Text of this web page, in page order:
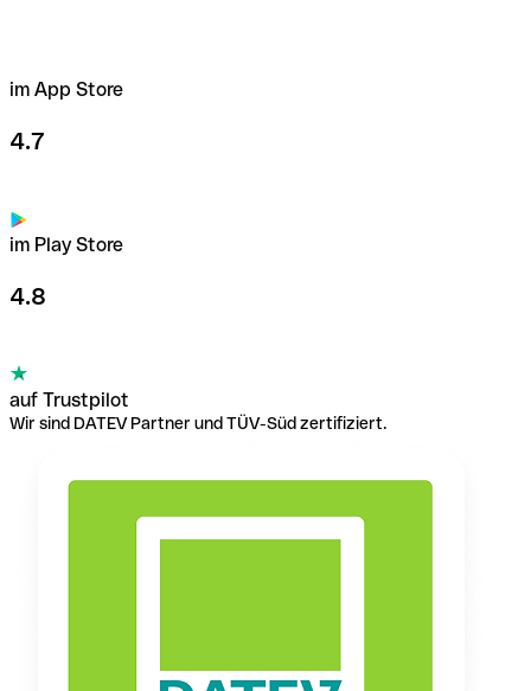
im App Store
4.7
im Play Store
4.8
auf Trustpilot
Wir sind DATEV Partner und TÜV-Süd zertifiziert.